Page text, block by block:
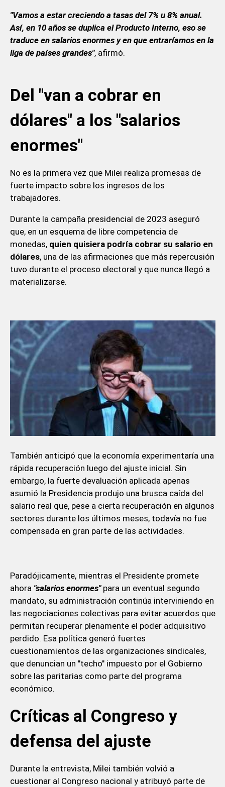
"Vamos a estar creciendo a tasas del 7% u 8% anual.
Así, en 10 años se duplica el Producto Interno, eso se
traduce en salarios enormes y en que entraríamos en la
liga de países grandes", afirmó.
Del "van a cobrar en
dólares" a los "salarios
enormes"
No es la primera vez que Milei realiza promesas de
fuerte impacto sobre los ingresos de los
trabajadores.
Durante la campaña presidencial de 2023 aseguró
que, en un esquema de libre competencia de
monedas, quien quisiera podría cobrar su salario en
dólares, una de las afirmaciones que más repercusión
tuvo durante el proceso electoral y que nunca llegó a
materializarse.
También anticipó que la economía experimentaría una
rápida recuperación luego del ajuste inicial. Sin
embargo, la fuerte devaluación aplicada apenas
asumió la Presidencia produjo una brusca caída del
salario real que, pese a cierta recuperación en algunos
sectores durante los últimos meses, todavía no fue
compensada en gran parte de las actividades.
Paradójicamente, mientras el Presidente promete
ahora "salarios enormes"para un eventual segundo
mandato, su administración continúa interviniendo en
las negociaciones colectivas para evitar acuerdos que
permitan recuperar plenamente el poder adquisitivo
perdido. Esa política generó fuertes
cuestionamientos de las organizaciones sindicales,
que denuncian un "techo" impuesto por el Gobierno
sobre las paritarias como parte del programa
económico.
Críticas al Congreso y
defensa del ajuste
Durante la entrevista, Milei también volvió a
cuestionar al Congreso nacional y atribuyó parte de